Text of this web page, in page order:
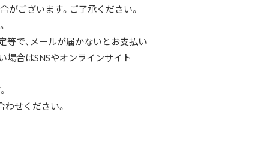
ございます。ご了承ください。
で、メールが届かないとお支払い
場合はSNSやオンラインサイト
せください。